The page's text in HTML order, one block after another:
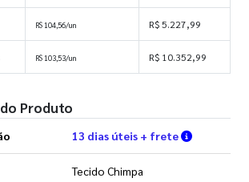
R$ 104,56/un R$ 5.227,99
unidades
R$ 103,53/un R$ 10.352,99
Produto
13 dias úteis + frete Verifique
Tecido Chimpa